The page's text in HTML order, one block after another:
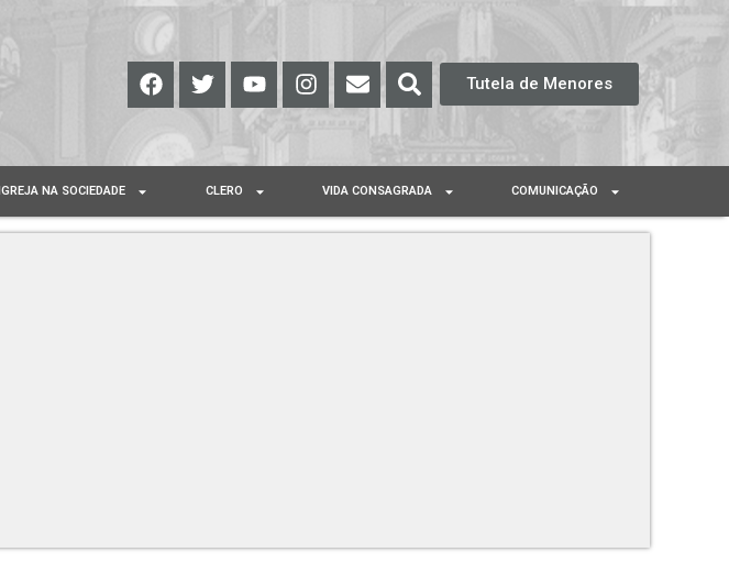
Tutela de Menores
IGREJA NA SOCIEDADE CLERO VIDA CONSAGRADA COMUNICAÇÃO